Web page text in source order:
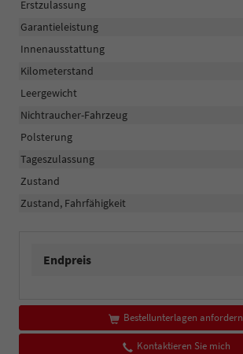
Erstzulassung
Garantieleistung
Innenausstattung
Kilometerstand
Leergewicht
Nichtraucher-Fahrzeug
Polsterung
Tageszulassung
Zustand
Zustand, Fahrfähigkeit
Endpreis
Bestellunterlagen anfordern
Kontaktieren Sie mich